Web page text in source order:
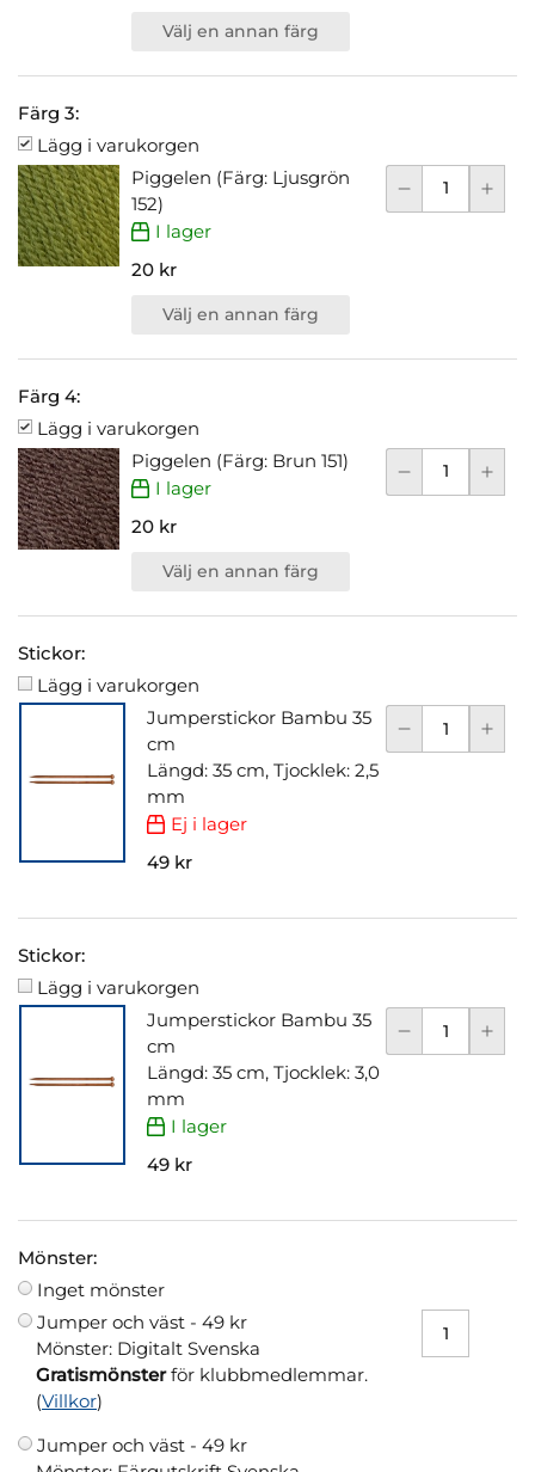
Välj en annan färg
Färg 3:
Lägg i varukorgen
Piggelen (Färg: Ljusgrön
152)
I lager
20 kr
Välj en annan färg
Färg 4:
Lägg i varukorgen
Piggelen (Färg: Brun 151)
I lager
20 kr
Välj en annan färg
Stickor:
Lägg i varukorgen
Jumperstickor Bambu 35
cm
Längd: 35 cm, Tjocklek: 2,5
mm
Ej i lager
49 kr
Stickor:
Lägg i varukorgen
Jumperstickor Bambu 35
cm
Längd: 35 cm, Tjocklek: 3,0
mm
I lager
49 kr
Mönster:
Inget mönster
Jumper och väst - 49 kr
Mönster: Digitalt Svenska
Gratismönsterför klubbmedlemmar.
(Villkor)
Jumper och väst - 49 kr